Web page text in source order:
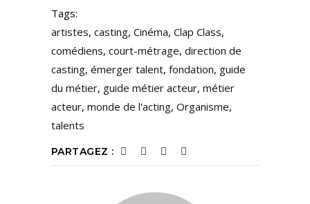
Tags:
artistes, casting, Cinéma, Clap Class,
comédiens, court-métrage, direction de
casting, émerger talent, fondation, guide
du métier, guide métier acteur, métier
acteur, monde de l'acting, Organisme,
talents
PARTAGEZ :